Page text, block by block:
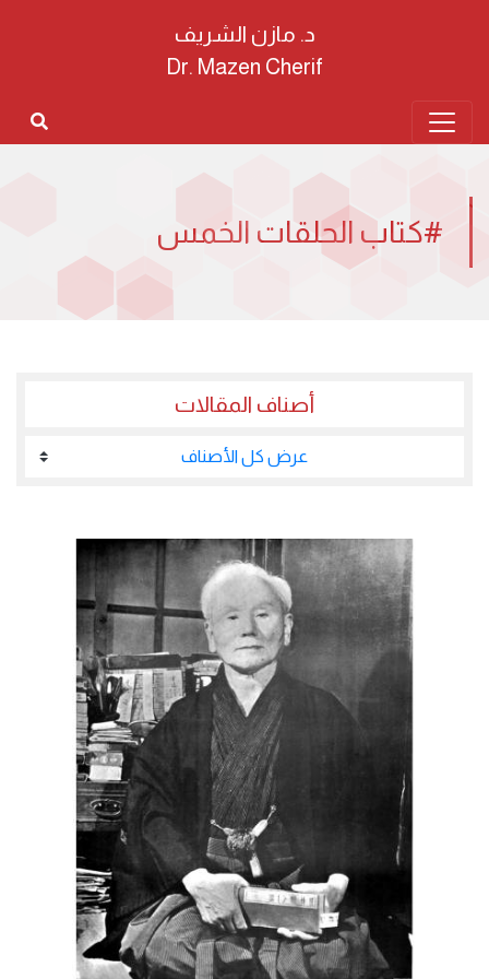
د. مازن الشريف
Dr. Mazen Cherif
#كتاب الحلقات الخمس
أصناف المقالات
عرض كل الأصناف